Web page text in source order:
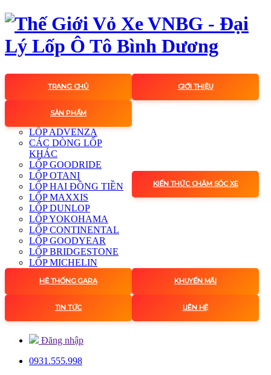
TRANG CHỦ GIỚI THIỆU
SẢN PHẨM
LỐP ADVENZA
CÁC DÒNG LỐP
KHÁC
LỐP GOODRIDE
LỐP OTANI
LỐP HAI ĐỒNG TIỀN
LỐP MAXXIS
LỐP DUNLOP
LỐP YOKOHAMA
LỐP CONTINENTAL
LỐP GOODYEAR
LỐP BRIDGESTONE
LỐP MICHELIN
KIẾN THỨC CHĂM SÓC XE
HỆ THỐNG GARA KHUYẾN MÃI
TIN TỨC LIÊN HỆ
Đăng nhập
0931.555.998